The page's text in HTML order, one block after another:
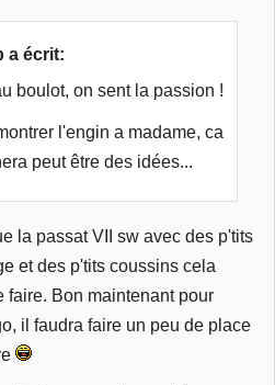
a écrit:
boulot, on sent la passion !
l'engin a madame, ca
peut être des idées...
la passat VII sw avec des p'tits
et des p'tits coussins cela
faire. Bon maintenant pour
il faudra faire un peu de place